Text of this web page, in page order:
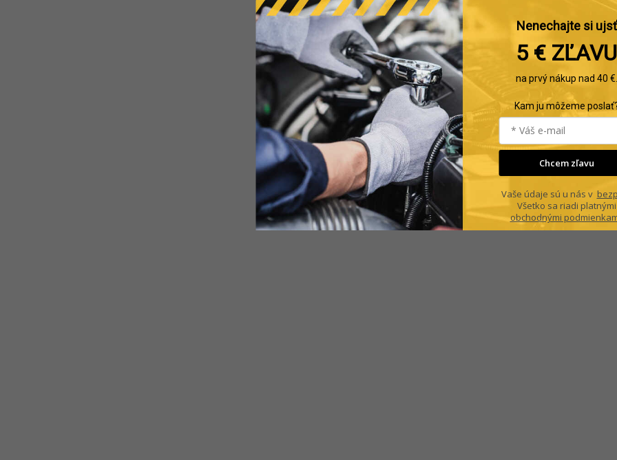
Nenechajte si ujsť
5 € ZĽAVU
na prvý nákup nad 40 €.
Kam ju môžeme
Chcem zľavu
Vaše údaje sú u nás v
Všetko sa riadi platnými
obchodnými